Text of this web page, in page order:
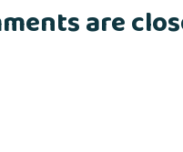
are